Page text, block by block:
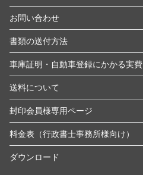
お問い合わせ
書類の送付方法
車庫証明・自動車登録にかかる実費
送料について
封印会員様専用ページ
料金表（行政書士事務所様向け）
ダウンロード